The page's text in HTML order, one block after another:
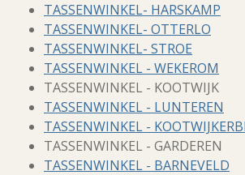
TASSENWINKEL- HARSKAMP
TASSENWINKEL- OTTERLO
TASSENWINKEL- STROE
TASSENWINKEL - WEKEROM
TASSENWINKEL - KOOTWIJK
TASSENWINKEL - LUNTEREN
TASSENWINKEL -
TASSENWINKEL - GARDEREN
TASSENWINKEL - BARNEVELD